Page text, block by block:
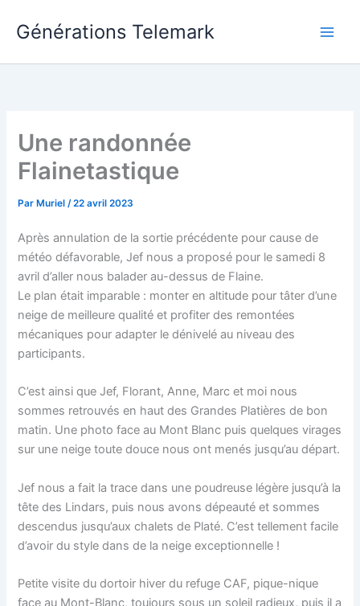
Générations Telemark
Une randonnée
Flainetastique
Par Muriel/22 avril 2023
Après annulation de la sortie précédente pour cause de
météo défavorable, Jef nous a proposé pour le samedi 8
avril d’aller nous balader au-dessus de Flaine.
Le plan était imparable : monter en altitude pour tâter d’une
neige de meilleure qualité et profiter des remontées
mécaniques pour adapter le dénivelé au niveau des
participants.
C’est ainsi que Jef, Florant, Anne, Marc et moi nous
sommes retrouvés en haut des Grandes Platières de bon
matin. Une photo face au Mont Blanc puis quelques virages
sur une neige toute douce nous ont menés jusqu’au départ.
Jef nous a fait la trace dans une poudreuse légère jusqu’à la
tête des Lindars, puis nous avons dépeauté et sommes
descendus jusqu’aux chalets de Platé. C’est tellement facile
d’avoir du style dans de la neige exceptionnelle !
Petite visite du dortoir hiver du refuge CAF, pique-nique
face au Mont-Blanc, toujours sous un soleil radieux, puis il a